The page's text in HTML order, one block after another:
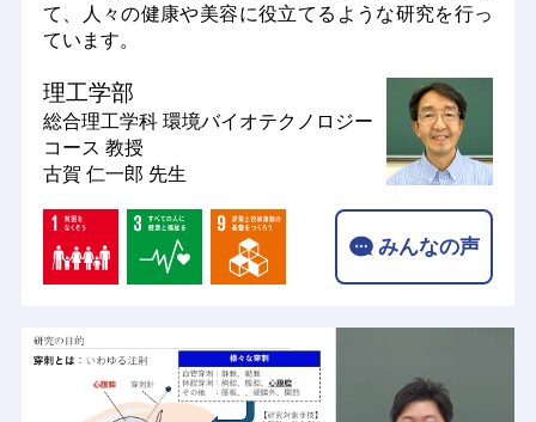
て、人々の健康や美容に役立てるような研究を行っ
ています。
理工学部
総合理工学科 環境バイオテクノロジー
コース 教授
古賀 仁一郎 先生
みんなの声